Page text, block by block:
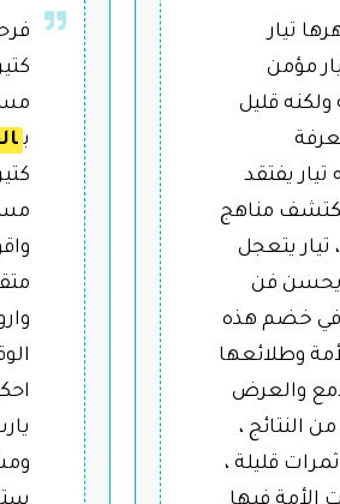
تيار
مؤمن
ولكنه قليل
يفتقد
مناهج
تيار يتعجل
يحسن فن
خضم هذه
وطلائعها
والعرض
النتائج ،
قليلة ،
ب